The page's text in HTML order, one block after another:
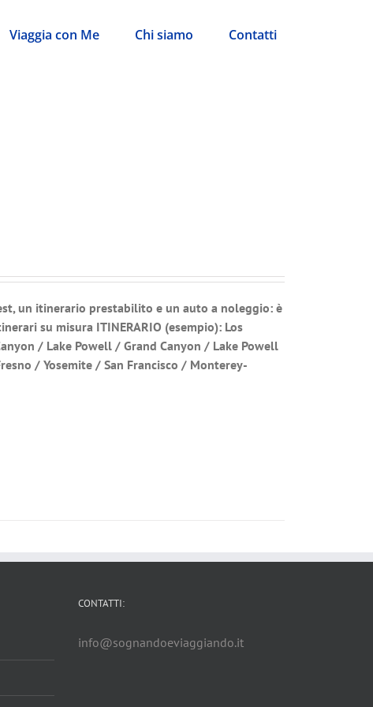
Viaggia con Me Chi siamo Contatti
un itinerario prestabilito e un auto a noleggio: è
su misura ITINERARIO (esempio): Los
/ Lake Powell / Grand Canyon / Lake Powell
/ Yosemite / San Francisco / Monterey-
CONTATTI:
info@sognandoeviaggiando.it